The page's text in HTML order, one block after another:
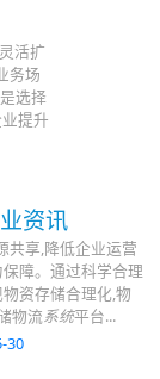
活扩
务场
选择
提升
资讯
共享,降低企业运营
障。通过科学合理
资存储合理化,物
物流系统平台...
30